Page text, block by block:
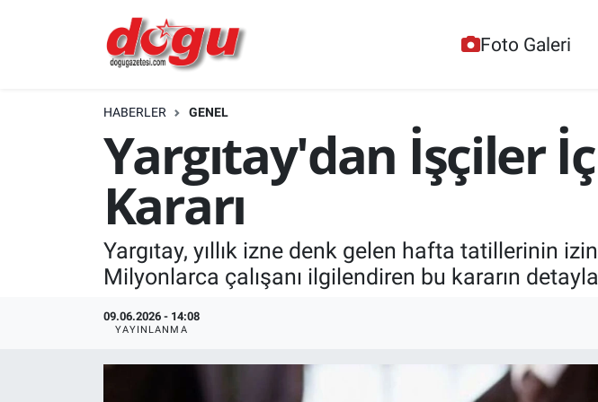
Foto Galeri
HABERLER GENEL
Yargıtay'dan İşçiler
Kararı
Yargıtay, yıllık izne denk gelen hafta tatillerinin
Milyonlarca çalışanı ilgilendiren bu kararın
09.06.2026 - 14:08
YAYINLANMA
ERZINCAN
GÜNDEM
ERZİNCAN FOTOĞRAFLARI